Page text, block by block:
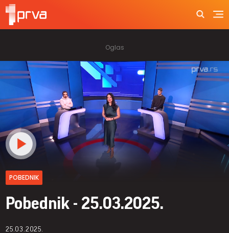
POBEDNIK
Pobednik - 25.03.2025.
25.03.2025.